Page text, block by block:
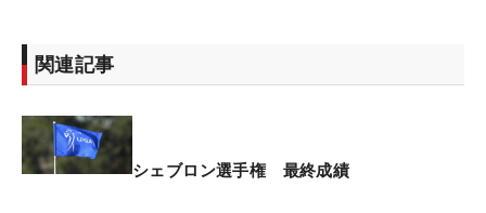
関連記事
シェブロン選手権 最終成績